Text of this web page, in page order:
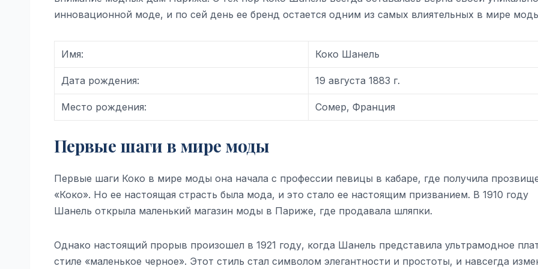
инновационной моде, и по сей день ее бренд остается одним из самых влиятельных в мире
Имя: Коко Шанель
Дата рождения: 19 августа 1883 г.
Место рождения: Сомер, Франция
Первые шаги в мире моды
Первые шаги Коко в мире моды она начала с профессии певицы в кабаре, где получила
«Коко». Но ее настоящая страсть была мода, и это стало ее настоящим призванием. В 1910 году
Шанель открыла маленький магазин моды в Париже, где продавала шляпки.
Однако настоящий прорыв произошел в 1921 году, когда Шанель представила ультрамодное
стиле «маленькое черное». Этот стиль стал символом элегантности и простоты, и навсегда